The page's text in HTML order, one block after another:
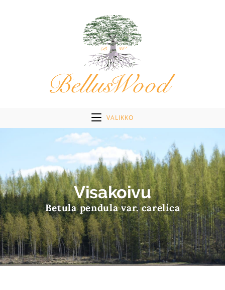
VALIKKO
Visakoivu
Betula pendula var. carelica